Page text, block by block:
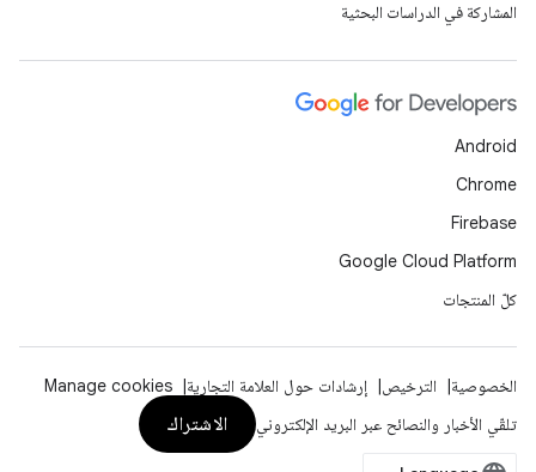
المشاركة في الدراسات البحثية
Android
Chrome
Firebase
Google Cloud Platform
كلّ المنتجات
الخصوصية الترخيص إرشادات حول العلامة التجارية
Manage cookies
تلقّي الأخبار والنصائح عبر البريد الإلكتروني
الاشتراك